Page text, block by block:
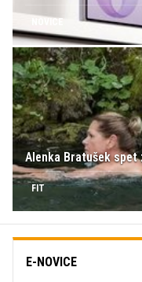
Alenka Bratušek spet
FIT
E-NOVICE